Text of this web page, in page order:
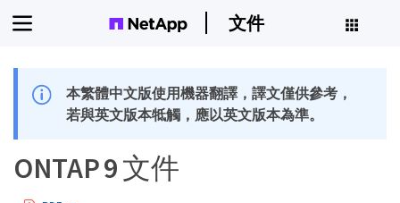
文件
本繁體中文版使用機器翻譯，譯文僅供參考，
若與英文版本牴觸，應以英文版本為準。
ONTAP 9 文件